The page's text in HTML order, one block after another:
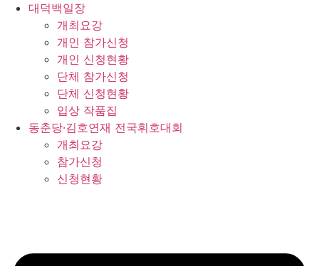
대덕백일장
개최요강
개인 참가신청
개인 신청현황
단체 참가신청
단체 신청현황
입상 작품집
동춘당·김호연재 전국휘호대회
개최요강
참가신청
신청현황